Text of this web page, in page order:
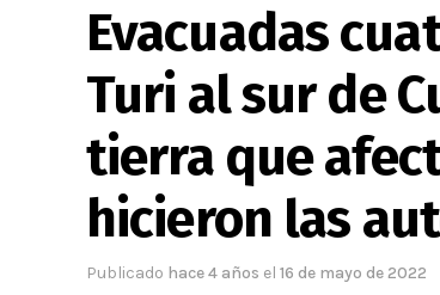
Evacuadas
Turi al sur de
tierra que
hicieron las
Publicado hace 4 años el 16 de mayo de 2022